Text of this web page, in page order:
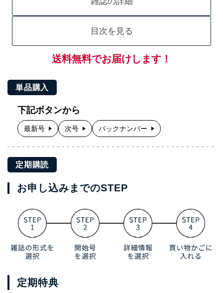
目次を見る
送料無料でお届けします！
単品購入
下記ボタンから
最新号 次号 バックナンバー
定期購読
お申し込みまでのSTEP
定期特典